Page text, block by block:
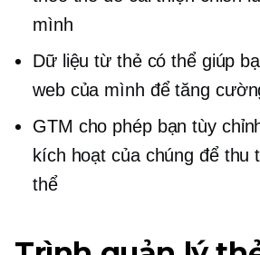
mình
Dữ liệu từ thẻ có thể giúp
web của mình để tăng
GTM cho phép bạn tùy
kích hoạt của chúng để thu
thể